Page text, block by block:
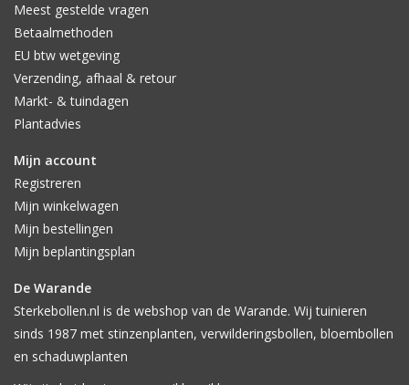
Meest gestelde vragen
Betaalmethoden
EU btw wetgeving
Verzending, afhaal & retour
Markt- & tuindagen
Plantadvies
Mijn account
Registreren
Mijn winkelwagen
Mijn bestellingen
Mijn beplantingsplan
De Warande
Sterkebollen.nl is de webshop van de Warande. Wij tuinieren
sinds 1987 met stinzenplanten, verwilderingsbollen, bloembollen
en schaduwplanten